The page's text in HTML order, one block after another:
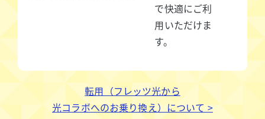
で快適にご利
用いただけま
す。
転用（フレッツ光から
光コラボへのお乗り換え）について >